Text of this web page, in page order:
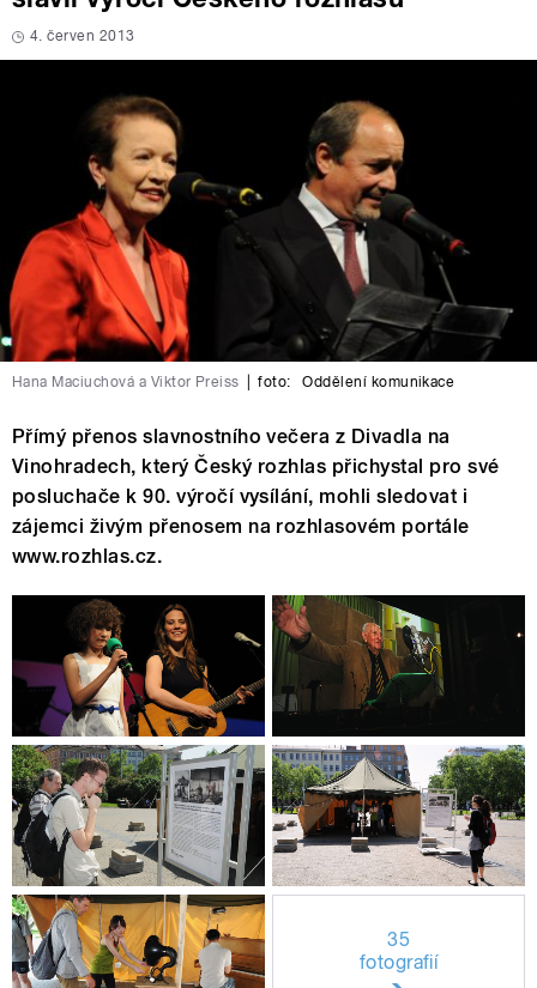
4. červen 2013
Hana Maciuchová a Viktor Preiss foto: Oddělení komunikace
Přímý přenos slavnostního večera z Divadla na
Vinohradech, který Český rozhlas přichystal pro své
posluchače k 90. výročí vysílání, mohli sledovat i
zájemci živým přenosem na rozhlasovém portále
www.rozhlas.cz.
35
fotografií